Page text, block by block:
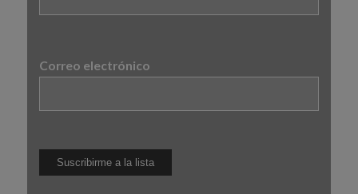
Correo electrónico